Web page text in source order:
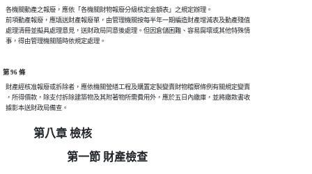
  各機關動產之報廢，應依「各機關財物報廢分級核定金額表」之規定辦理。
  前項動產報廢，應填送財產報廢單，由管理機關按每半年一期編造財產增減表及動產殘值
  處理清冊並擬具處理意見，送財政局同意後處理。但因倉儲困難、容易腐壞或其他特殊情
第 96 條
  財產經核准報廢或拆除者，應依機關營繕工程及購置定製變賣財物稽察條例有關規定變賣
  ，所得價款，除支付拆除建築物及其附著物所需費用外，應於五日內繳庫，並將繳款書收
第八章 檢核
第一節 財產檢查